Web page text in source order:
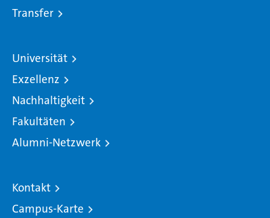
Transfer
Universität
Exzellenz
Nachhaltigkeit
Fakultäten
Alumni-Netzwerk
Kontakt
Campus-Karte